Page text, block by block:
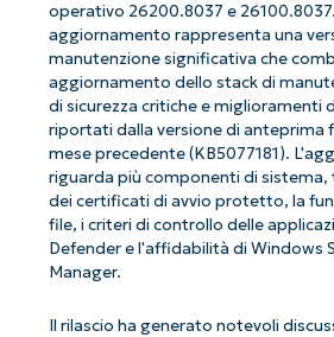
operativo 26200.8037 e
aggiornamento rappresenta una
manutenzione significativa che
aggiornamento dello stack di
di sicurezza critiche e miglioramenti
riportati dalla versione di anteprima
mese precedente (KB5077181).
riguarda più componenti di sistema,
dei certificati di avvio protetto, la
file, i criteri di controllo delle
Defender e l'affidabilità di Windows
Manager.
Il rilascio ha generato notevoli